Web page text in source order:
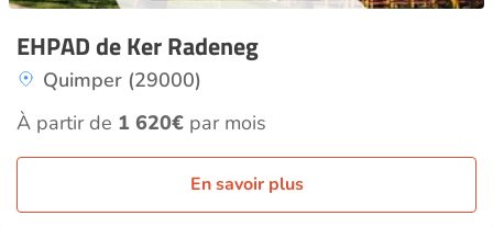
EHPAD de Ker Radeneg
Quimper (29000)
À partir de 1 620€ par mois
En savoir plus